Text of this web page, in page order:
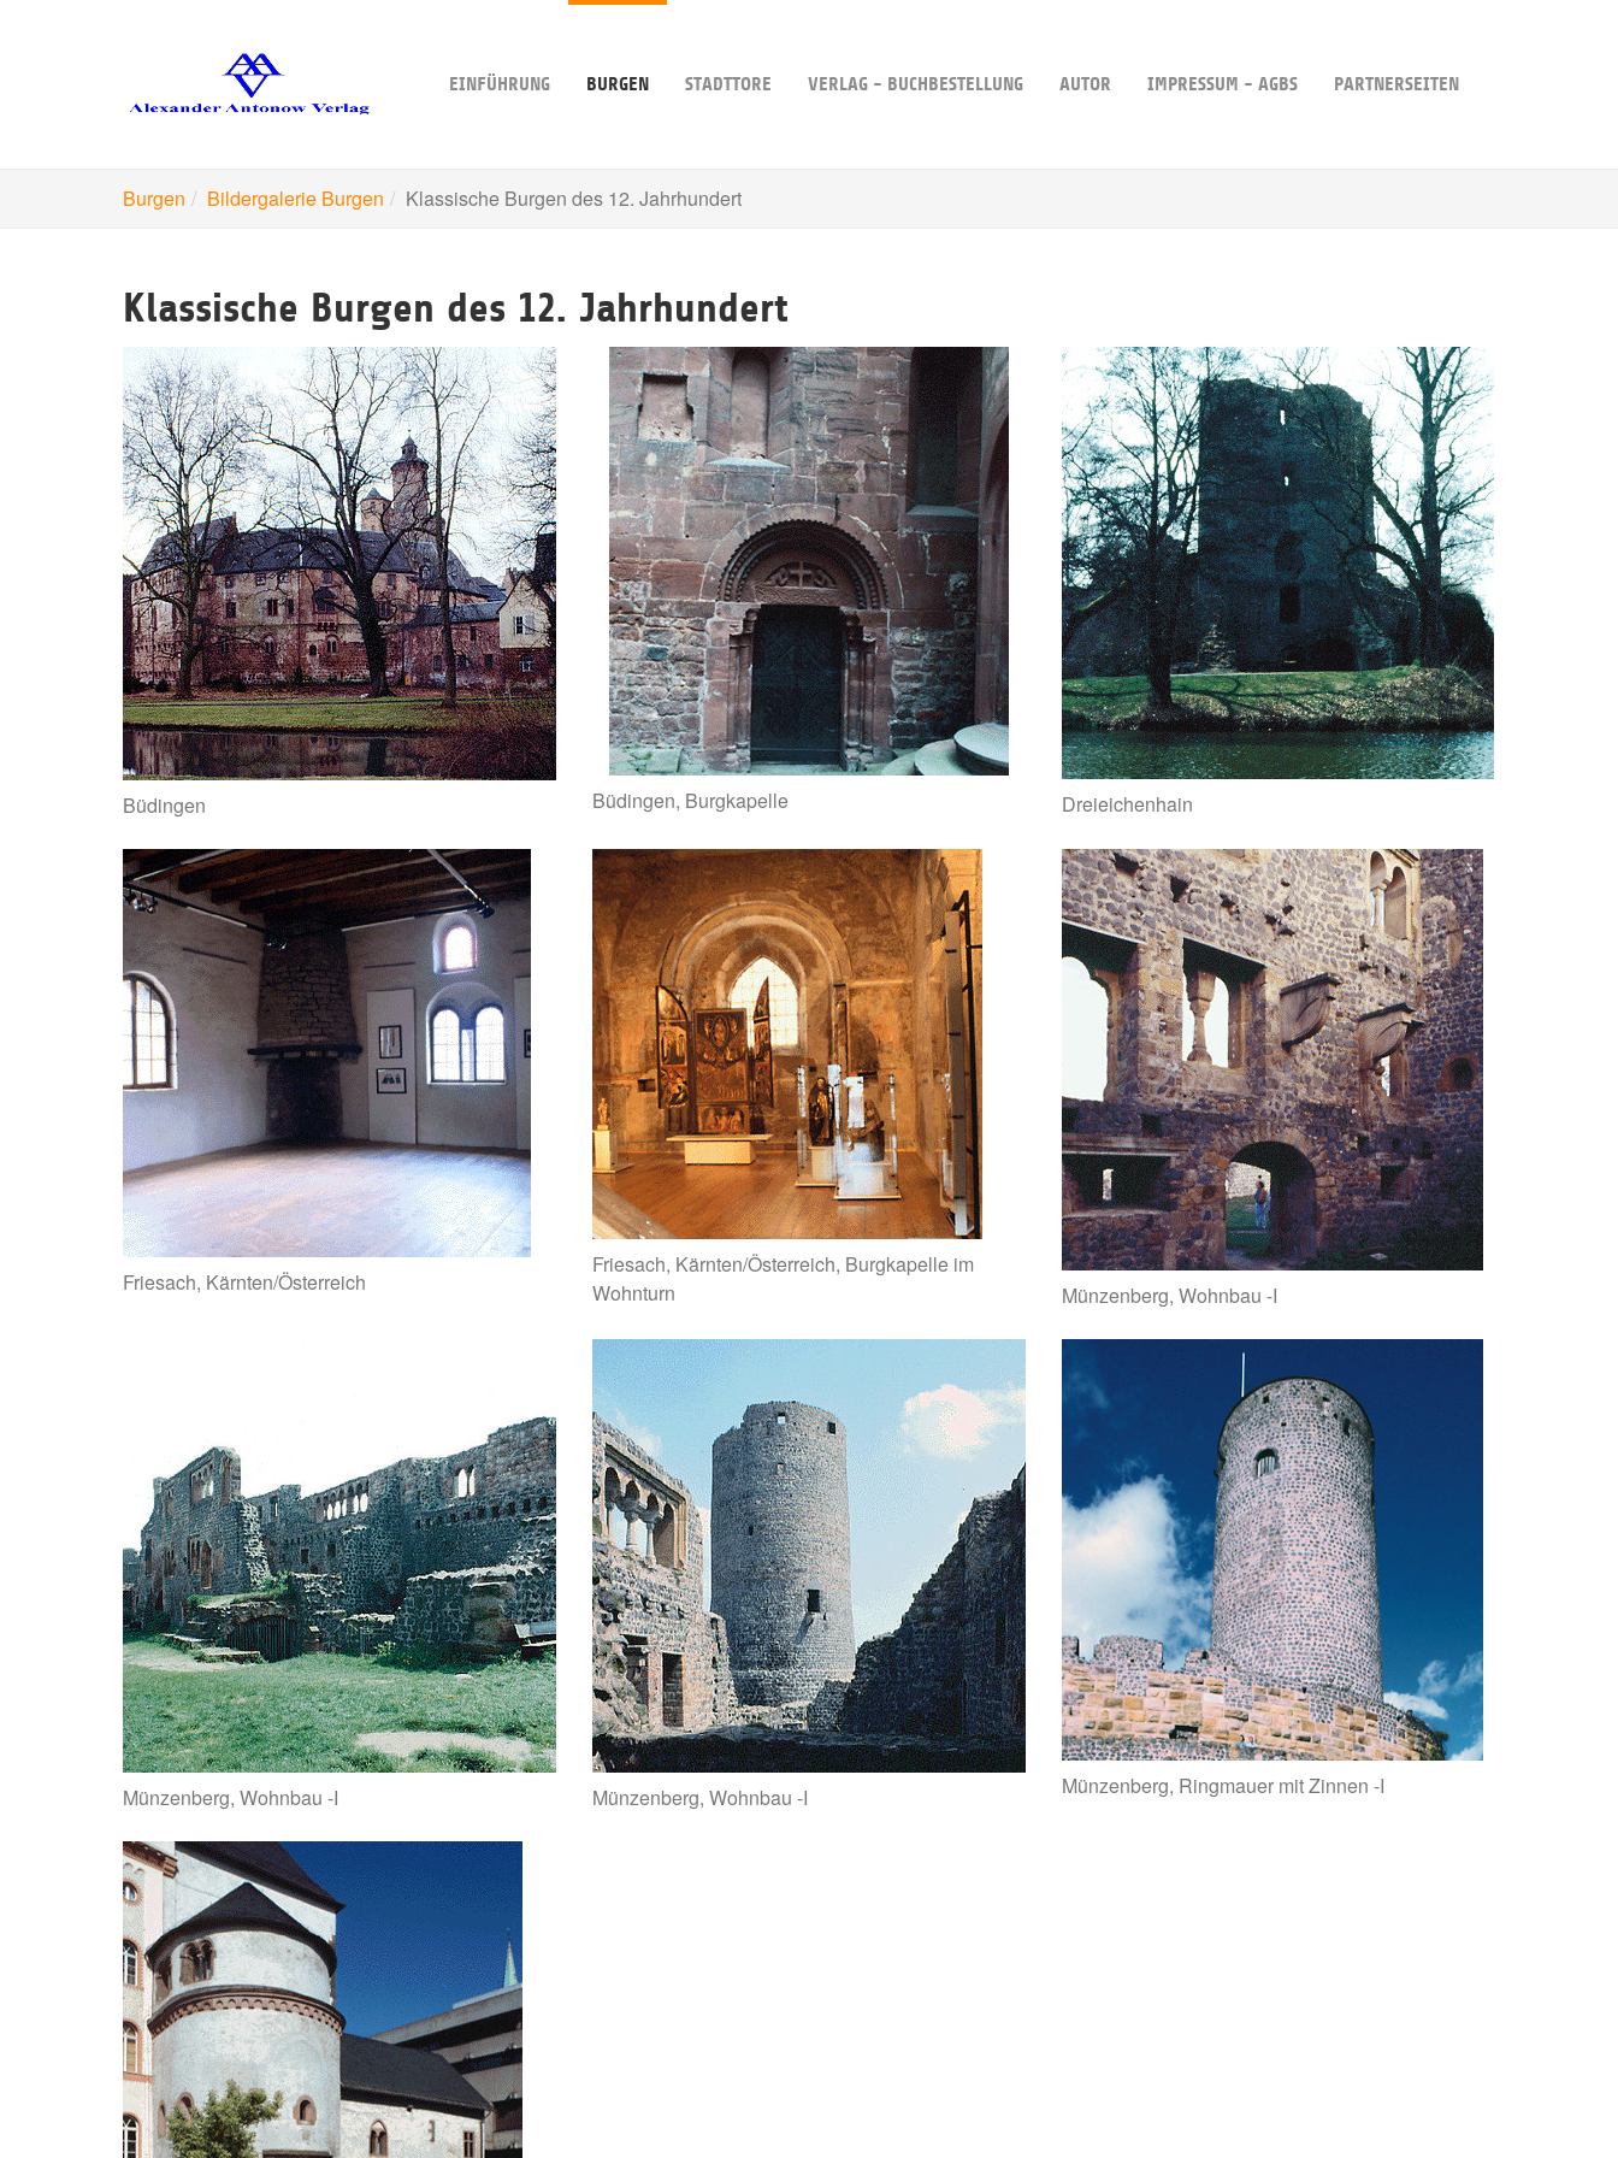
EINFÜHRUNG BURGEN STADTTORE VERLAG - BUCHBESTELLUNG AUTOR IMPRESSUM - AGBS PARTNERSEITEN
Burgen Bildergalerie Burgen Klassische Burgen des 12. Jahrhundert
Klassische Burgen des 12. Jahrhundert
Büdingen Büdingen, Burgkapelle Dreieichenhain
Friesach, Kärnten/Österreich
Friesach, Kärnten/Österreich, Burgkapelle im
Wohnturn
Münzenberg, Wohnbau -I
Münzenberg, Wohnbau -I Münzenberg, Wohnbau -I Münzenberg, Ringmauer mit Zinnen -I